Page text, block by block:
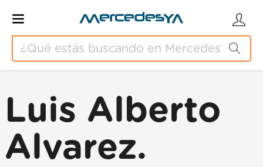
Luis Alberto
Alvarez.